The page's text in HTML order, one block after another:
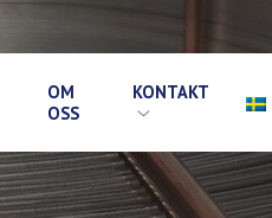
OM
OSS
KONTAKT